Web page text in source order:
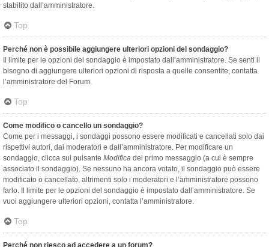
stabilito dall’amministratore.
Top
Perché non è possibile aggiungere ulteriori opzioni del sondaggio?
Il limite per le opzioni del sondaggio è impostato dall’amministratore. Se senti il
bisogno di aggiungere ulteriori opzioni di risposta a quelle consentite, contatta
l’amministratore del Forum.
Top
Come modifico o cancello un sondaggio?
Come per i messaggi, i sondaggi possono essere modificati e cancellati solo dai
rispettivi autori, dai moderatori e dall’amministratore. Per modificare un
sondaggio, clicca sul pulsante Modifica del primo messaggio (a cui è sempre
associato il sondaggio). Se nessuno ha ancora votato, il sondaggio può essere
modificato o cancellato, altrimenti solo i moderatori e l’amministratore possono
farlo. Il limite per le opzioni del sondaggio è impostato dall’amministratore. Se
vuoi aggiungere ulteriori opzioni, contatta l’amministratore.
Top
Perché non riesco ad accedere a un forum?